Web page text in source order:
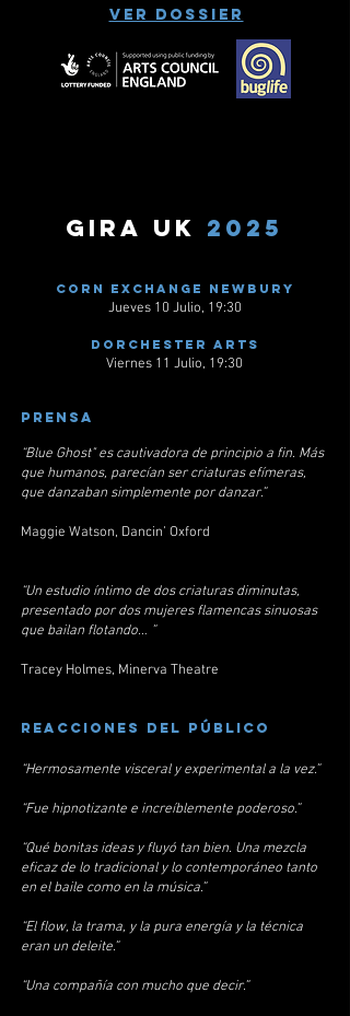
ver dossier
Gira UK 2025
Corn exchange newbury
Jueves 10 Julio, 19:30
Dorchester Arts
Viernes 11 Julio, 19:30
prensa
“Blue Ghost" es cautivadora de principio a fin. Más
que humanos, parecían ser criaturas efímeras,
que danzaban simplemente por danzar.”
Maggie Watson, Dancin’ Oxford
“Un estudio íntimo de dos criaturas diminutas,
presentado por dos mujeres flamencas sinuosas
que bailan flotando… ”
Tracey Holmes, Minerva Theatre
reacciones del público
“Hermosamente visceral y experimental a la vez.”
“Fue hipnotizante e increíblemente poderoso.”
“Qué bonitas ideas y fluyó tan bien. Una mezcla
eficaz de lo tradicional y lo contemporáneo tanto
en el baile como en la música.”
“El flow, la trama, y la pura energía y la técnica
eran un deleite.”
“Una compañía con mucho que decir.”